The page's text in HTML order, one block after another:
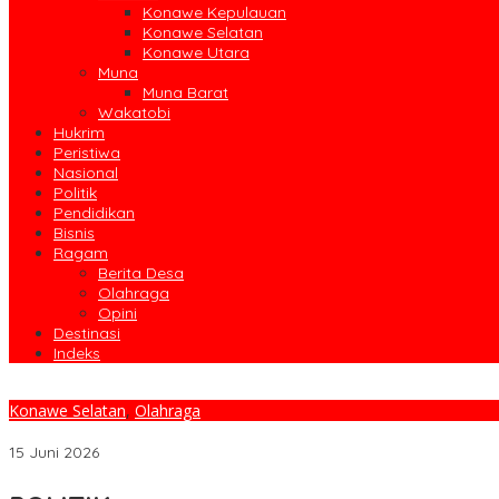
Konawe Kepulauan
Konawe Selatan
Konawe Utara
Muna
Muna Barat
Wakatobi
Hukrim
Peristiwa
Nasional
Politik
Pendidikan
Bisnis
Ragam
Berita Desa
Olahraga
Opini
Destinasi
Indeks
Konawe Selatan, Olahraga
15 Juni 2026